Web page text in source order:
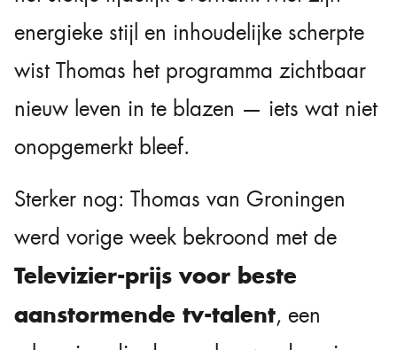
energieke stijl en inhoudelijke scherpte
wist Thomas het programma zichtbaar
nieuw leven in te blazen — iets wat niet
onopgemerkt bleef.
Sterker nog: Thomas van Groningen
werd vorige week bekroond met de
Televizier-prijs voor beste
aanstormende tv-talent, een